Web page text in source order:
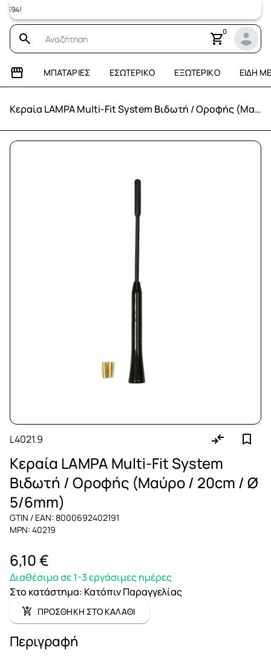
0
ΜΠΑΤΑΡΊΕΣ ΕΣΩΤΕΡΙΚΌ ΕΞΩΤΕΡΙΚΌ ΕΊΔΗ
Κεραία LAMPA Multi-Fit System Βιδωτή / Οροφής (Μαύρο / 20cm / Ø 5/6mm)
L4021.9
Κεραία LAMPA Multi-Fit System
Βιδωτή / Οροφής (Μαύρο / 20cm / Ø
5/6mm)
GTIN / EAN: 8000692402191
MPN: 40219
6,10 €
Διαθέσιμο σε 1-3 εργάσιμες ημέρες
Στο κατάστημα: Κατόπιν Παραγγελίας
ΠΡΟΣΘΗΚΗ ΣΤΟ ΚΑΛΑΘΙ
Περιγραφή